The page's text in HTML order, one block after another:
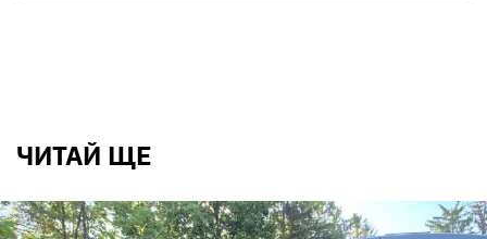
ЧИТАЙ ЩЕ